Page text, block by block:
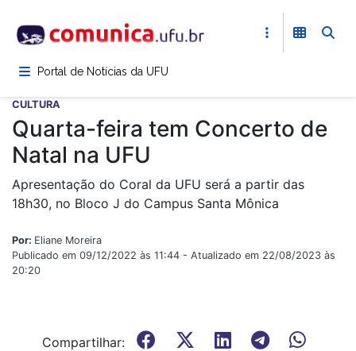
para
conteúdoPortal de Notícias da UFU
CULTURA
Quarta-feira tem Concerto de
Natal na UFU
Apresentação do Coral da UFU será a partir das
18h30, no Bloco J do Campus Santa Mônica
Por: Eliane Moreira
Publicado em 09/12/2022 às 11:44 - Atualizado em 22/08/2023 às
20:20
Compartilhar: